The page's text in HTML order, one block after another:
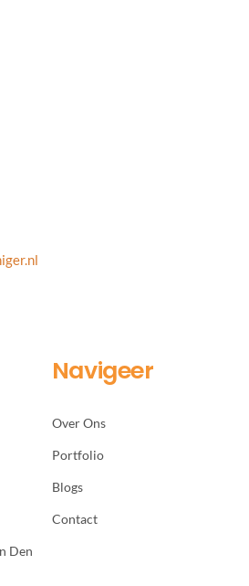
Den
Navigeer
Over Ons
Portfolio
Blogs
Contact